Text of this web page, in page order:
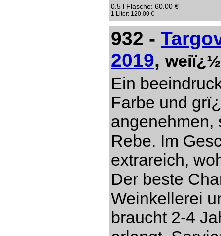
0.5 l Flasche: 60.00 €
1 Liter: 120.00 €
932 -
2019,
Ein
Farbe und
angenehmen,
Rebe. Im
extrareich,
Der beste
Weinkellerei
braucht 2-4